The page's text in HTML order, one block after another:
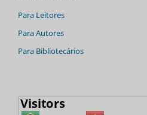
Para Leitores
Para Autores
Para Bibliotecários